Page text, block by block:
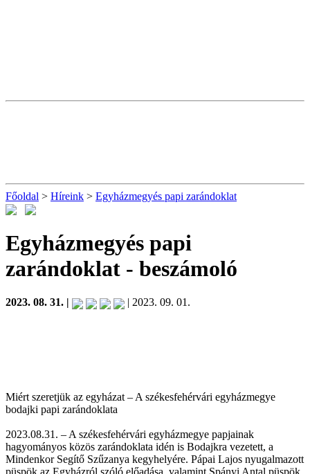
Főoldal > Híreink > Egyházmegyés papi zarándoklat
Egyházmegyés papi
zarándoklat - beszámoló
2023. 08. 31. | | 2023. 09. 01.
Miért szeretjük az egyházat – A székesfehérvári egyházmegye
bodajki papi zarándoklata
2023.08.31. – A székesfehérvári egyházmegye papjainak
hagyományos közös zarándoklata idén is Bodajkra vezetett, a
Mindenkor Segítő Szűzanya kegyhelyére. Pápai Lajos nyugalmazott
püspök az Egyházról szóló előadása, valamint Spányi Antal püspök